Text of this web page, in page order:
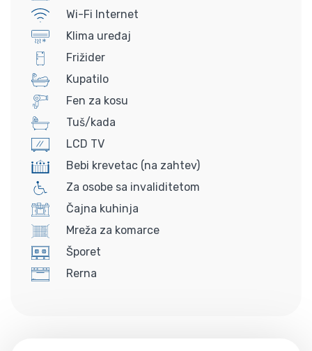
Wi-Fi Internet
Klima uređaj
Frižider
Kupatilo
Fen za kosu
Tuš/kada
LCD TV
Bebi krevetac (na zahtev)
Za osobe sa invaliditetom
Čajna kuhinja
Mreža za komarce
Šporet
Rerna